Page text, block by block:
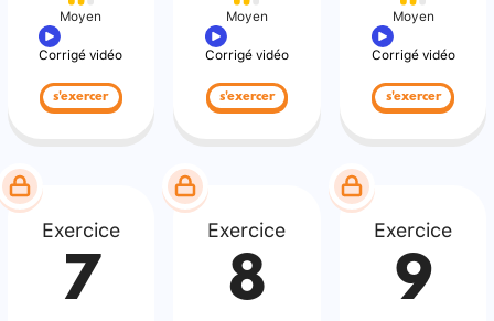
Moyen
Corrigé vidéo
s'exercer
Moyen
Corrigé vidéo
s'exercer
Moyen
Corrigé vidéo
s'exercer
Exercice
7
Exercice
8
Exercice
9